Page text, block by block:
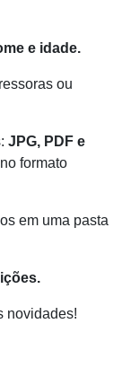
e idade.
ou
JPG, PDF e
formato
em uma pasta
novidades!